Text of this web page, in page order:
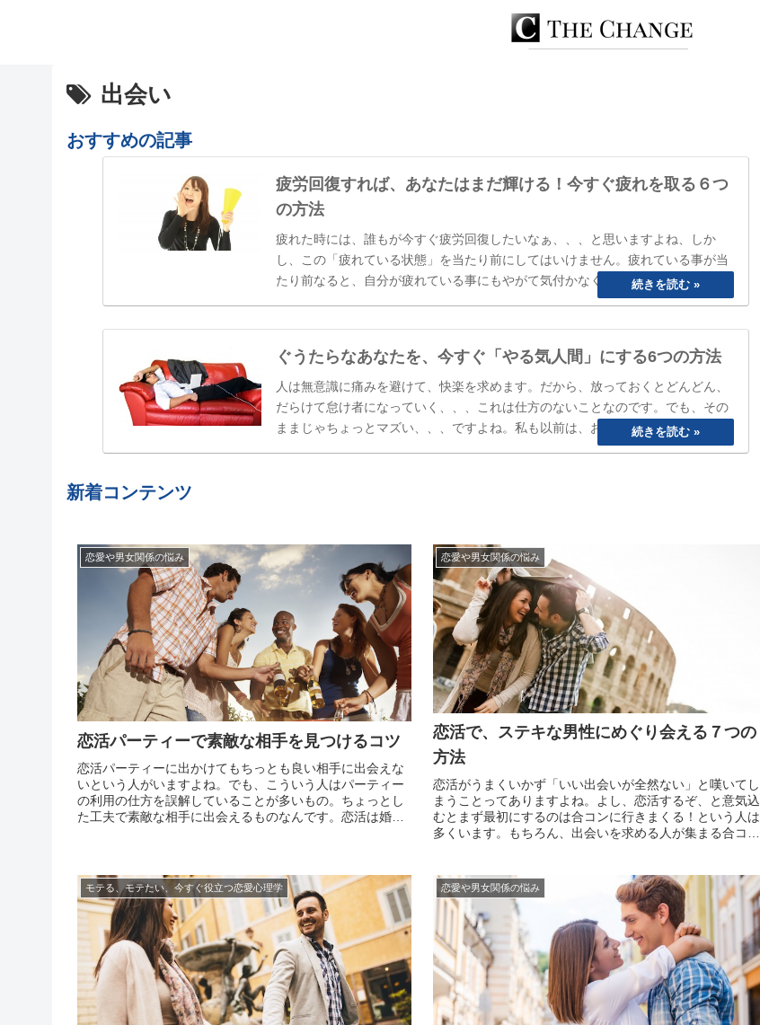
出会い
おすすめの記事
疲労回復すれば、あなたはまだ輝ける！今すぐ疲れを取る６つ
の方法
疲れた時には、誰もが今すぐ疲労回復したいなぁ、、、と思いますよね、しか
し、この「疲れている状態」を当たり前にしてはいけません。疲れている事が当
たり前なると、自分が疲れている事にもやがて気付かなくなってしまいます。
「最近疲れていますよね」と誰かに声を掛けられるまで、自分は大丈夫と思って
ぐうたらなあなたを、今すぐ「やる気人間」にする6つの方法
人は無意識に痛みを避けて、快楽を求めます。だから、放っておくとどんどん、
だらけて怠け者になっていく、、、これは仕方のないことなのです。でも、その
ままじゃちょっとマズい、、、ですよね。私も以前は、おもいきり、「ぐうたら
属性」でした。食べたら寝る、めんどくさいから明日でいいや、、と言い続けて
新着コンテンツ
恋愛や男女関係の悩み
恋活パーティーで素敵な相手を見つけるコツ
恋活パーティーに出かけてもちっとも良い相手に出会えな
いという人がいますよね。でも、こういう人はパーティー
の利用の仕方を誤解していることが多いもの。ちょっとし
た工夫で素敵な相手に出会えるものなんです。恋活は婚活
恋愛や男女関係の悩み
恋活で、ステキな男性にめぐり会える７つの
方法
恋活がうまくいかず「いい出会いが全然ない」と嘆いてし
まうことってありますよね。よし、恋活するぞ、と意気込
むとまず最初にするのは合コンに行きまくる！という人は
多くいます。もちろん、出会いを求める人が集まる合コン
は増える...
モテる、モテたい、今すぐ役立つ恋愛心理学 恋愛や男女関係の悩み